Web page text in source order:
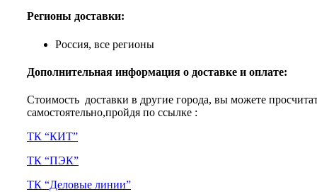
Регионы доставки:
Россия, все регионы
Дополнительная информация о доставке и оплате:
Стоимость доставки в другие города, вы можете
самостоятельно,пройдя по ссылке :
ТК “КИТ”
ТК “ПЭК”
ТК “Деловые линии”